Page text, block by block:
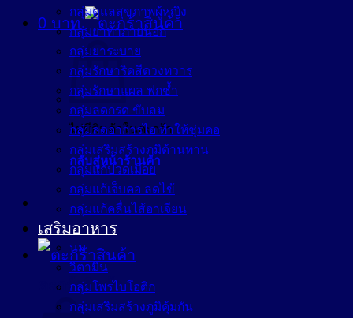
0 บาท
ไม่มีสินค้าในตะกร้า
กลับสู่หน้าร้านค้า
ตะกร้าสินค้า
กลุ่มดูแลสุขภาพผู้หญิง
กลุ่มยาทาภายนอก
กลุ่มยาระบาย
กลุ่มรักษาริดสีดวงทวาร
กลุ่มรักษาแผล ฟกช้ำ
กลุ่มลดกรด ขับลม
กลุ่มลดอาการไอ ทำให้ชุ่มคอ
กลุ่มเสริมสร้างภูมิต้านทาน
กลุ่มแก้ปวดเมื่อย
กลุ่มแก้เจ็บคอ ลดไข้
กลุ่มแก้คลื่นไส้อาเจียน
เสริมอาหาร
นม
วิตามิน
กลุ่มโพรไบโอติก
กลุ่มเสริมสร้างภูมิคุ้มกัน